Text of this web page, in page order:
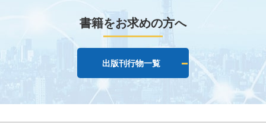
書籍をお求めの方へ
出版刊行物一覧